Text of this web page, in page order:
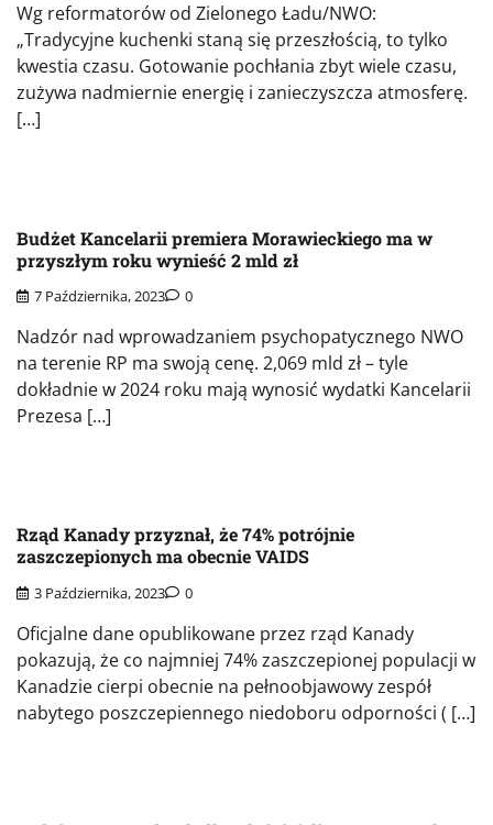
Wg reformatorów od Zielonego Ładu/NWO:
„Tradycyjne kuchenki staną się przeszłością, to tylko
kwestia czasu. Gotowanie pochłania zbyt wiele czasu,
zużywa nadmiernie energię i zanieczyszcza atmosferę.
[…]
Budżet Kancelarii premiera Morawieckiego ma w
przyszłym roku wynieść 2 mld zł
7 Października, 2023 0
Nadzór nad wprowadzaniem psychopatycznego NWO
na terenie RP ma swoją cenę. 2,069 mld zł – tyle
dokładnie w 2024 roku mają wynosić wydatki Kancelarii
Prezesa […]
Rząd Kanady przyznał, że 74% potrójnie
zaszczepionych ma obecnie VAIDS
3 Października, 2023 0
Oficjalne dane opublikowane przez rząd Kanady
pokazują, że co najmniej 74% zaszczepionej populacji w
Kanadzie cierpi obecnie na pełnoobjawowy zespół
nabytego poszczepiennego niedoboru odporności ( […]